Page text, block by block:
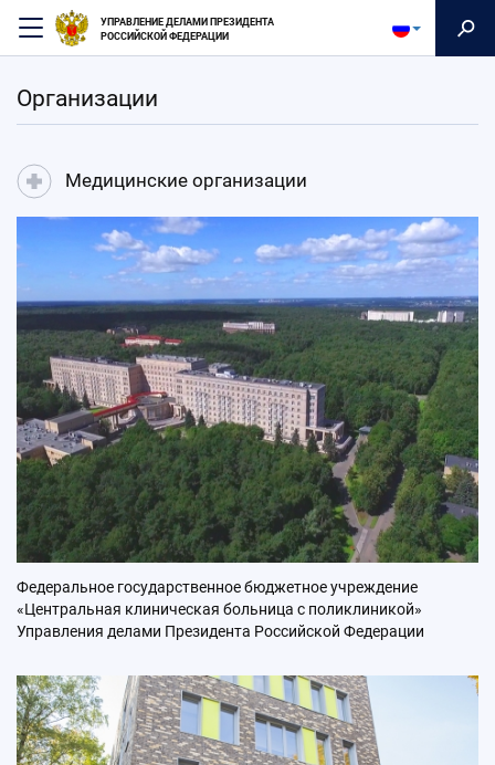
Перейти
основному
УПРАВЛЕНИЕ ДЕЛАМИ ПРЕЗИДЕНТА
РОССИЙСКОЙ ФЕДЕРАЦИИ
Организации
Медицинские организации
Федеральное государственное бюджетное учреждение
«Центральная клиническая больница с поликлиникой»
Управления делами Президента Российской Федерации